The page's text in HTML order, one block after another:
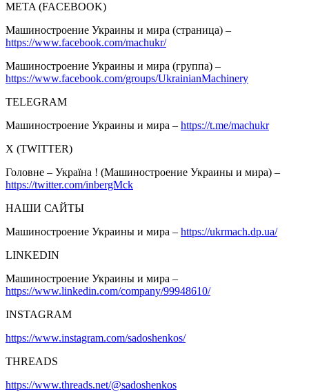
META (FACEBOOK)
Машиностроение Украины и мира (страница) –
https://www.facebook.com/machukr/
Машиностроение Украины и мира (группа) –
https://www.facebook.com/groups/UkrainianMachinery
TELEGRAM
Машиностроение Украины и мира – https://t.me/machukr
Х (TWITTER)
Головне – Україна ! (Машиностроение Украины и мира) –
https://twitter.com/inbergMck
НАШИ САЙТЫ
Машиностроение Украины и мира – https://ukrmach.dp.ua/
LINKEDIN
Машиностроение Украины и мира –
https://www.linkedin.com/company/99948610/
INSTAGRAM
https://www.instagram.com/sadoshenkos/
THREADS
https://www.threads.net/@sadoshenkos